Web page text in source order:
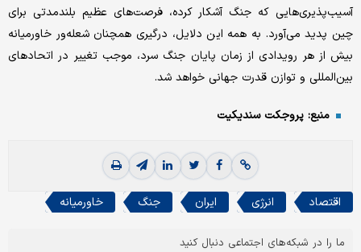
آسیب‌پذیری‌هایی که جنگ آشکار کرده، فرصت‌های عظیم بلندمدتی برای
چین پدید می‌آورد. به همه این دلایل، درگیری همچنان شعله‌ور خاورمیانه
بیش از هر رویدادی از زمان پایان جنگ سرد، موجب تغییر در اتحادهای
بین‌المللی و توازن قدرت جهانی خواهد شد.
منبع: پروجکت سندیکیت
اقتصاد انرژی ایران جنگ خاورمیانه
ما را در شبکه‌های اجتماعی دنبال کنید